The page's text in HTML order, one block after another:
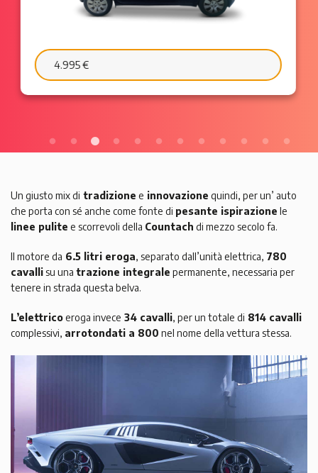
6.595 €
Un giusto mix di tradizione e innovazione quindi, per un’ auto
che porta con sé anche come fonte di pesante ispirazione le
linee pulite e scorrevoli della Countach di mezzo secolo fa.
Il motore da 6.5 litri eroga, separato dall’unità elettrica, 780
cavallisu una trazione integrale permanente, necessaria per
tenere in strada questa belva.
L’elettricoeroga invece 34 cavalli, per un totale di 814 cavalli
complessivi, arrotondati a 800 nel nome della vettura stessa.